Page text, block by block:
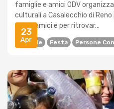
23
Apr
famiglie e amici ODV
culturali a Casalecchio di
soci e amici e per ritrovar...
Famiglie Festa Persone